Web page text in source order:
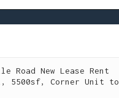
Road New Lease Rent
5500sf, Corner Unit to